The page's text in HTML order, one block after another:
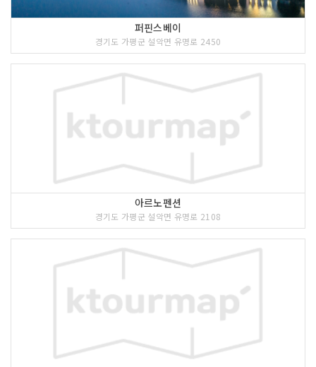
퍼핀스베이
경기도 가평군 설악면 유명로 2450
아르노펜션
경기도 가평군 설악면 유명로 2108